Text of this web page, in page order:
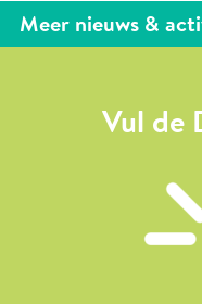
Meer nieuws &
Vul de